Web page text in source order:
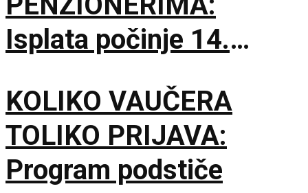
Isplata počinje 14.
KOLIKO VAUČERA
TOLIKO PRIJAVA:
Program podstiče